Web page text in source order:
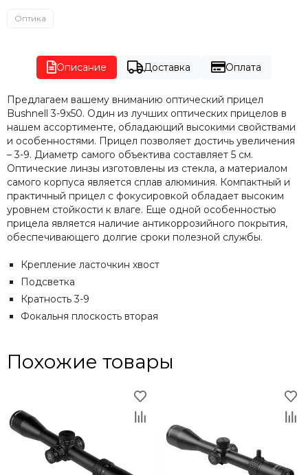
Оптика
Описание Доставка Оплата
Предлагаем вашему вниманию оптический прицел
Bushnell 3-9x50. Один из лучших оптических прицелов в
нашем ассортименте, обладающий высокими свойствами
и особенностями. Прицел позволяет достичь увеличения
– 3-9. Диаметр самого объектива составляет 5 см.
Оптические линзы изготовлены из стекла, а материалом
самого корпуса является сплав алюминия. Компактный и
практичный прицел с фокусировкой обладает высоким
уровнем стойкости к влаге. Еще одной особенностью
прицела является наличие антикоррозийного покрытия,
обеспечивающего долгие сроки полезной службы.
Крепление ласточкин хвост
Подсветка
Кратность 3-9
Фокальня плоскость вторая
Похожие товары